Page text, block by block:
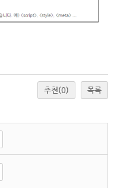
추천(0) 목록